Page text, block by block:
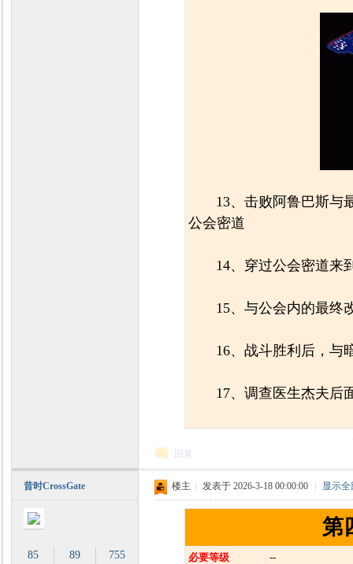
13、击败阿鲁巴斯与
公会密道
14、穿过公会密道来
15、与公会内的最终
16、战斗胜利后，与
17、调查医生杰夫后
回复
昔时CrossGate
85 89 755
楼主 发表于 2026-3-18 00:00:00 显示
第
必要等级
--